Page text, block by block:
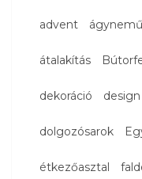
advent ágynemű
átalakítás
dekoráció design
dolgozósarok
étkezőasztal